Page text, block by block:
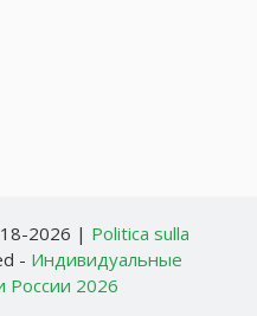
2026 | Politica sulla
- Индивидуальные
России 2026